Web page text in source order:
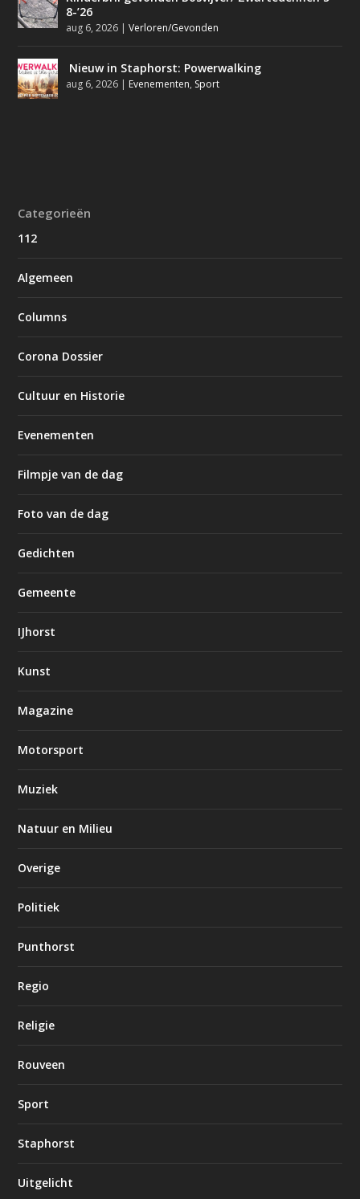
8-’26
aug 6, 2026 |Verloren/Gevonden
Nieuw in Staphorst: Powerwalking
aug 6, 2026 | Evenementen, Sport
Categorieën
112
Algemeen
Columns
Corona Dossier
Cultuur en Historie
Evenementen
Filmpje van de dag
Foto van de dag
Gedichten
Gemeente
IJhorst
Kunst
Magazine
Motorsport
Muziek
Natuur en Milieu
Overige
Politiek
Punthorst
Regio
Religie
Rouveen
Sport
Staphorst
Uitgelicht